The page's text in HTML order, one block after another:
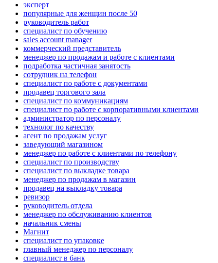
эксперт
популярные для женщин после 50
руководитель работ
специалист по обучению
sales account manager
коммерческий представитель
менеджер по продажам и работе с клиентами
подработка частичная занятость
сотрудник на телефон
специалист по работе с документами
продавец торгового зала
специалист по коммуникациям
специалист по работе с корпоративными клиентами
администратор по персоналу
технолог по качеству
агент по продажам услуг
заведующий магазином
менеджер по работе с клиентами по телефону
специалист по производству
специалист по выкладке товара
менеджер по продажам в магазин
продавец на выкладку товара
ревизор
руководитель отдела
менеджер по обслуживанию клиентов
начальник смены
Магнит
специалист по упаковке
главный менеджер по персоналу
специалист в банк